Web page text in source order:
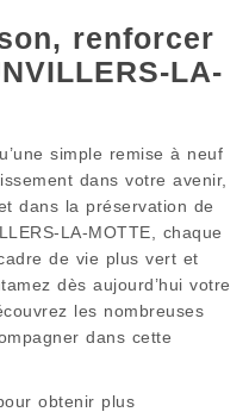
renforcer
LA-
simple remise à neuf
dans votre avenir,
dans la préservation de
LA-MOTTE, chaque
de vie plus vert et
dès aujourd’hui votre
les nombreuses
dans cette
obtenir plus